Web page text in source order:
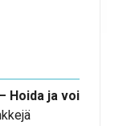
Hoida ja voi